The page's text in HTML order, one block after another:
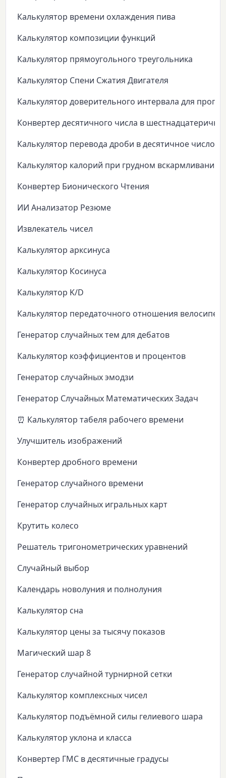
Калькулятор времени охлаждения пива
Калькулятор композиции функций
Калькулятор прямоугольного треугольника
Калькулятор Спени Сжатия Двигателя
Калькулятор доверительного интервала для
Конвертер десятичного числа в
Калькулятор перевода дроби в десятичное число
Калькулятор калорий при грудном вскармливании
Конвертер Бионического Чтения
ИИ Анализатор Резюме
Извлекатель чисел
Калькулятор арксинуса
Калькулятор Косинуса
Калькулятор K/D
Калькулятор передаточного отношения
Генератор случайных тем для дебатов
Калькулятор коэффициентов и процентов
Генератор случайных эмодзи
Генератор Случайных Математических Задач
⏰ Калькулятор табеля рабочего времени
Улучшитель изображений
Конвертер дробного времени
Генератор случайного времени
Генератор случайных игральных карт
Крутить колесо
Решатель тригонометрических уравнений
Случайный выбор
Календарь новолуния и полнолуния
Калькулятор сна
Калькулятор цены за тысячу показов
Магический шар 8
Генератор случайной турнирной сетки
Калькулятор комплексных чисел
Калькулятор подъёмной силы гелиевого шара
Калькулятор уклона и класса
Конвертер ГМС в десятичные градусы